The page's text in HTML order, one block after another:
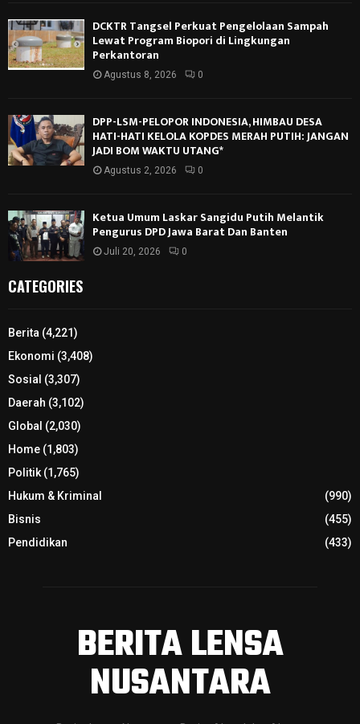
DCKTR Tangsel Perkuat Pengelolaan Sampah
Lewat Program Biopori di Lingkungan
Perkantoran
Agustus 8, 2026 0
DPP-LSM-PELOPOR INDONESIA, HIMBAU DESA
HATI-HATI KELOLA KOPDES MERAH PUTIH: JANGAN
JADI BOM WAKTU UTANG*
Agustus 2, 2026 0
Ketua Umum Laskar Sangidu Putih Melantik
Pengurus DPD Jawa Barat Dan Banten
Juli 20, 2026 0
CATEGORIES
Berita (4,221)
Ekonomi (3,408)
Sosial (3,307)
Daerah (3,102)
Global (2,030)
Home (1,803)
Politik(1,765)
Hukum & Kriminal
(990)
Bisnis
(455)
Pendidikan
(433)
BERITA LENSA
NUSANTARA